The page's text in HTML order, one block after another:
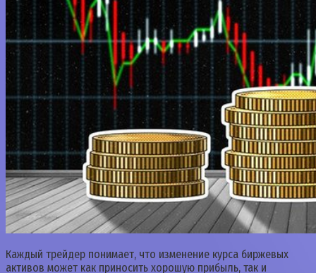
Каждый трейдер понимает, что изменение курса биржевых
активов может как приносить хорошую прибыль, так и